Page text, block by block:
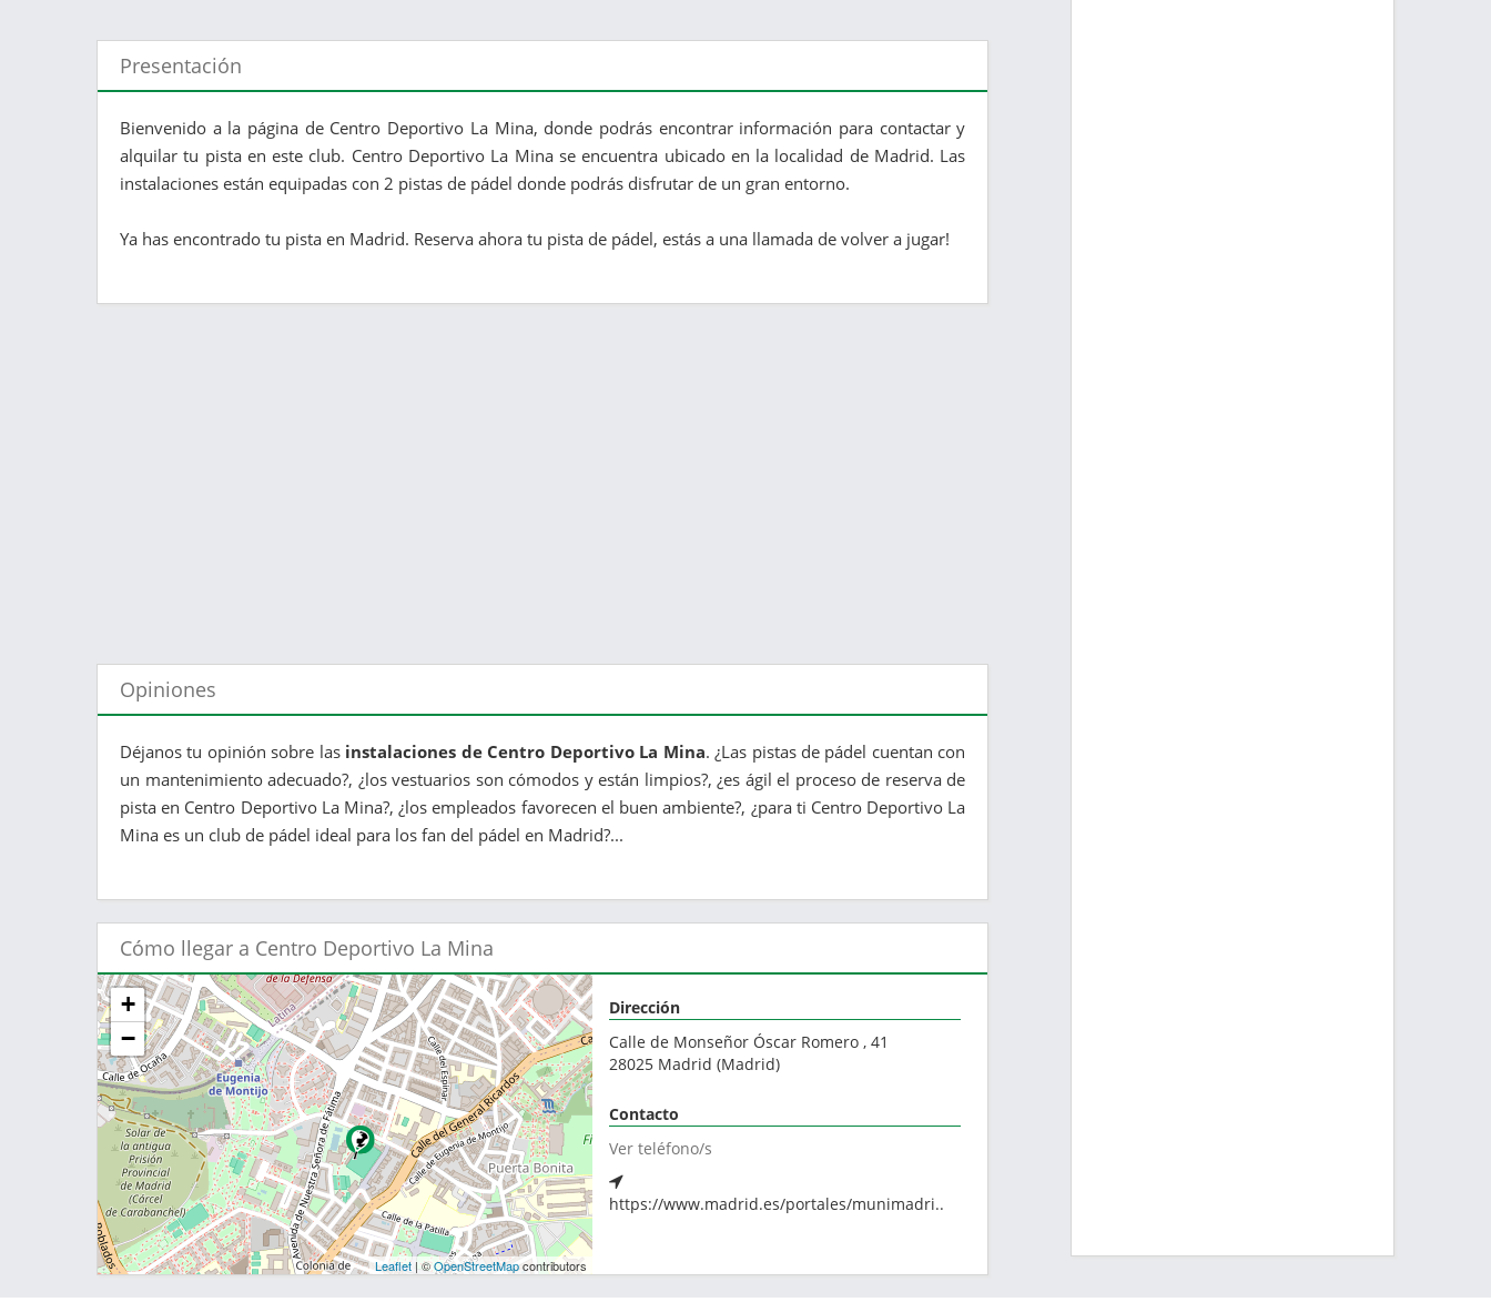
Presentación
Bienvenido a la página de Centro Deportivo La Mina, donde podrás encontrar información para contactar y
alquilar tu pista en este club. Centro Deportivo La Mina se encuentra ubicado en la localidad de Madrid. Las
instalaciones están equipadas con 2 pistas de pádel donde podrás disfrutar de un gran entorno.
Ya has encontrado tu pista en Madrid. Reserva ahora tu pista de pádel, estás a una llamada de volver a jugar!
Opiniones
Déjanos tu opinión sobre las instalaciones de Centro Deportivo La Mina. ¿Las pistas de pádel cuentan con
un mantenimiento adecuado?, ¿los vestuarios son cómodos y están limpios?, ¿es ágil el proceso de reserva de
pista en Centro Deportivo La Mina?, ¿los empleados favorecen el buen ambiente?, ¿para ti Centro Deportivo La
Mina es un club de pádel ideal para los fan del pádel en Madrid?...
Cómo llegar a Centro Deportivo La Mina
+
−
Leaflet | ©OpenStreetMapcontributors
Dirección
Calle de Monseñor Óscar Romero , 41
28025 Madrid (Madrid)
Contacto
Ver teléfono/s
https://www.madrid.es/portales/munimadri..